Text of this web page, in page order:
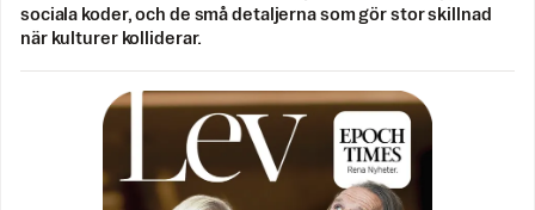
sociala koder, och de små detaljerna som gör stor skillnad
när kulturer kolliderar.